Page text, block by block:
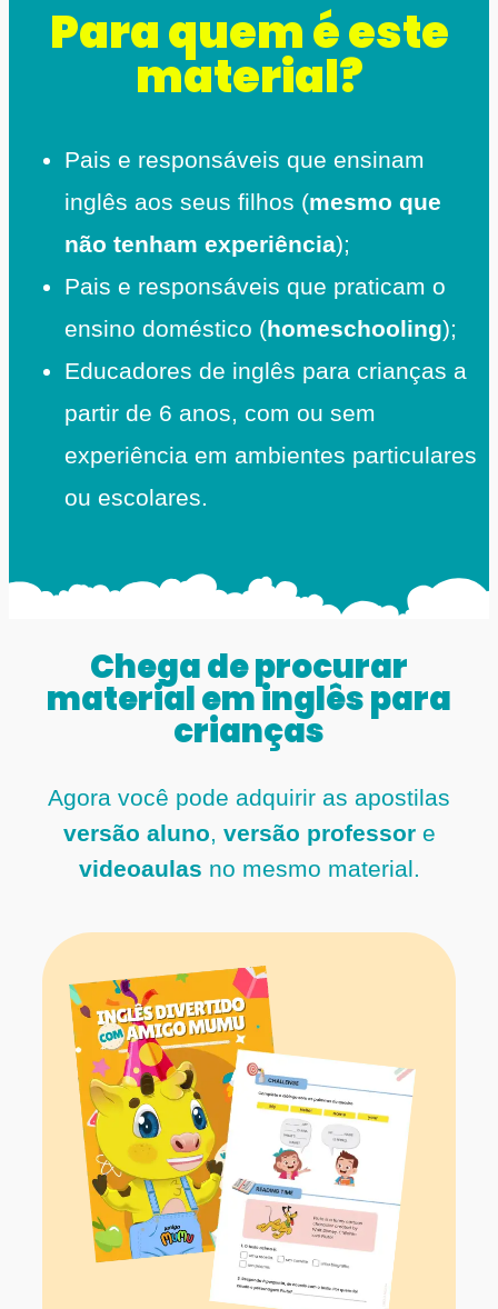
Para quem é este
material?
Pais e responsáveis que ensinam
inglês aos seus filhos (mesmo que
não tenham experiência);
Pais e responsáveis que praticam o
ensino doméstico (homeschooling);
Educadores de inglês para crianças a
partir de 6 anos, com ou sem
experiência em ambientes particulares
ou escolares.
Chega de procurar
material em inglês para
crianças
Agora você pode adquirir as apostilas
versão aluno, versão professore
videoaulas no mesmo material.